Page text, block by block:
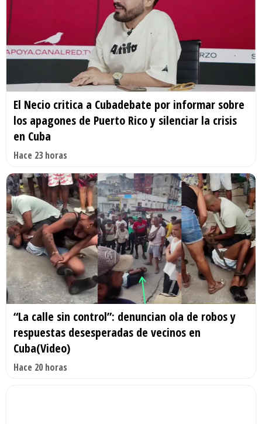
El Necio critica a Cubadebate por informar sobre
los apagones de Puerto Rico y silenciar la crisis
en Cuba
Hace 23 horas
“La calle sin control”: denuncian ola de robos y
respuestas desesperadas de vecinos en
Cuba(Video)
Hace 20 horas